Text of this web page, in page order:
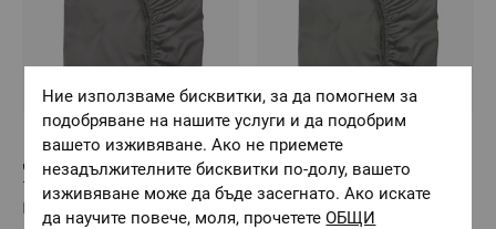
Чаршаф с ластик СМОУКИ,
100% Памучен сатен,
100/200/25 см
Размер: 100/200/25
Чаршаф с ластик СМОУКИ,
100% Памучен сатен,
140/200/25 см
Размер: 140/200/25
Ние използваме бисквитки, за да помогнем за
подобряване на нашите услуги и да подобрим
вашето изживяване. Ако не приемете
незадължителните бисквитки по-долу, вашето
изживяване може да бъде засегнато. Ако искате
да научите повече, моля, прочететеОБЩИ